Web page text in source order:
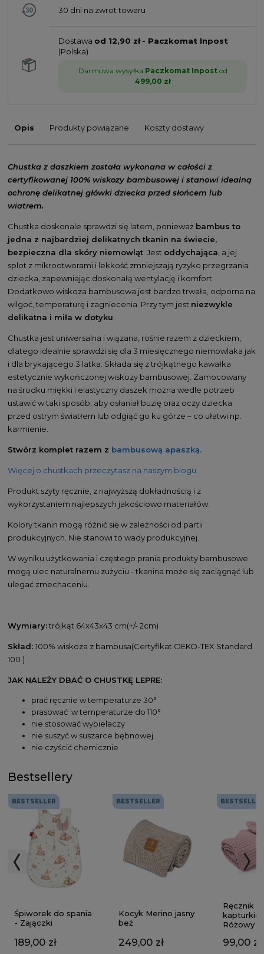
30 dni na zwrot towaru
Dostawa od 12,90 zł - Paczkomat Inpost
(Polska)
Darmowa wysyłka Paczkomat Inpostod
499,00 zł
Opis Produkty powiązane Koszty dostawy
Chustka z daszkiem została wykonana w całości z
certyfikowanej 100% wiskozy bambusowej i stanowi idealną
ochronę delikatnej główki dziecka przed słońcem lub
wiatrem.
Chustka doskonale sprawdzi się latem, ponieważ bambus to
jedna z najbardziej delikatnych tkanin na świecie,
bezpieczna dla skóry niemowląt . Jest oddychająca , a jej
splot z mikrootworami i lekkość zmniejszają ryzyko przegrzania
dziecka, zapewniając doskonałą wentylację i komfort.
Dodatkowo wiskoza bambusowa jest bardzo trwała, odporna na
wilgoć, temperaturę i zagniecenia. Przy tym jest niezwykle
delikatna i miła w dotyku
Chustka jest uniwersalna i wiązana, rośnie razem z dzieckiem,
dlatego idealnie sprawdzi się dla 3 miesięcznego niemowlaka jak
i dla brykającego 3 latka. Składa się z trójkątnego kawałka
estetycznie wykończonej wiskozy bambusowej. Zamocowany
na środku miękki i elastyczny daszek można wedle potrzeb
ustawić w taki sposób, aby osłaniał buzię oraz oczy dziecka
przed ostrym światłem lub odgiąć go ku górze – co ułatwi np.
karmienie.
Stwórz komplet razem z bambusową apaszką.
Więcej o chustkach przeczytasz na naszym blogu.
Produkt szyty ręcznie, z najwyższą dokładnością i z
wykorzystaniem najlepszych jakościowo materiałów.
Kolory tkanin mogą różnić się w zależności od partii
produkcyjnych. Nie stanowi to wady produkcyjnej.
W wyniku użytkowania i częstego prania produkty bambusowe
mogą ulec naturalnemu zużyciu - tkanina może się zaciągnąć lub
ulegać zmechaceniu.
Wymiary:trójkąt 64x43x43 cm(+/- 2cm)
Skład: 100% wiskoza z bambusa(Certyfikat OEKO-TEX Standard
100 )
JAK NALEŻY DBAĆ O CHUSTKĘ LEPRE:
prać ręcznie w temperaturze 30°
prasować w temperaturze do 110°
nie stosować wybielaczy
nie suszyć w suszarce bębnowej
nie czyścić chemicznie
Bestsellery
BESTSELLER
Śpiworek do spania
- Zajączki
189,00 zł
BESTSELLER
Kocyk Merino jasny
beż
249,00 zł
BESTSELLER
Ręcznik z
Różowy
99,00 zł